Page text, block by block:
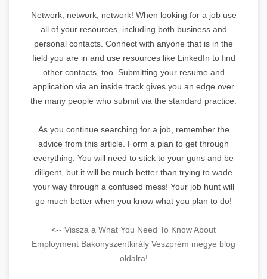
Network, network, network! When looking for a job use
all of your resources, including both business and
personal contacts. Connect with anyone that is in the
field you are in and use resources like LinkedIn to find
other contacts, too. Submitting your resume and
application via an inside track gives you an edge over
the many people who submit via the standard practice.
As you continue searching for a job, remember the
advice from this article. Form a plan to get through
everything. You will need to stick to your guns and be
diligent, but it will be much better than trying to wade
your way through a confused mess! Your job hunt will
go much better when you know what you plan to do!
<-- Vissza a What You Need To Know About
Employment Bakonyszentkirály Veszprém megye blog
oldalra!